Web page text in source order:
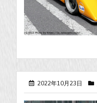
2022年10月23日